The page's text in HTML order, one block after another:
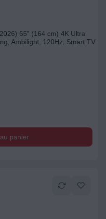
65" (164 cm) 4K Ultra
Ambilight, 120Hz, Smart TV
panier